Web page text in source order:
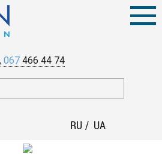
067 466 44 74
RU UA